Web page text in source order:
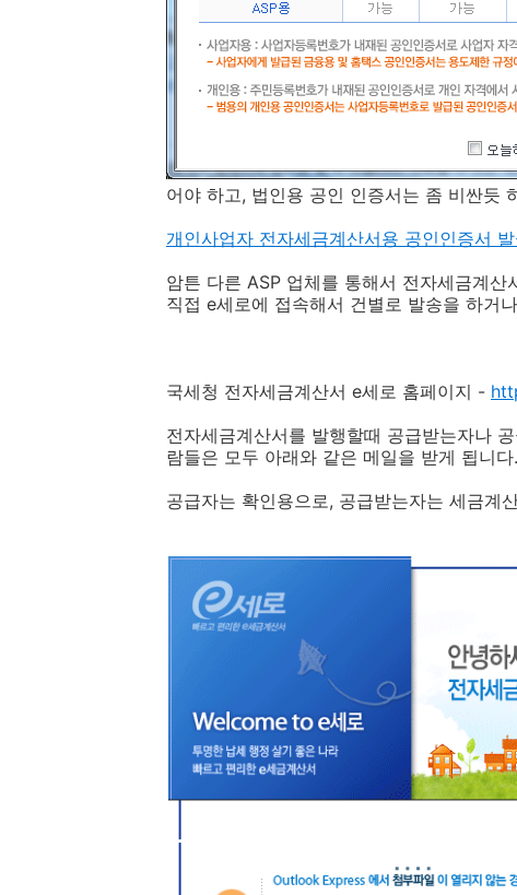
어야 하고, 법인용 공인 인증서는 좀 비싼듯
개인사업자 전자세금계산서용 공인인증서
암튼 다른 ASP 업체를 통해서 전자세금계산
직접 e세로에 접속해서 건별로 발송을 하거
국세청 전자세금계산서 e세로 홈페이지 -
전자세금계산서를 발행할때 공급받는자나
람들은 모두 아래와 같은 메일을 받게 됩니다.
공급자는 확인용으로, 공급받는자는 세금계